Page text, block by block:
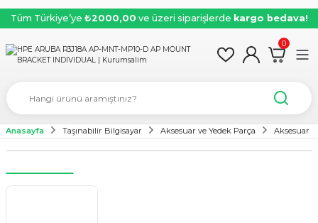
Tüm Türkiye’ye ₺2000,00 ve üzeri siparişlerde kargo bedava!
0
Anasayfa Taşınabilir Bilgisayar Aksesuar ve Yedek Parça Aksesuar